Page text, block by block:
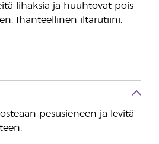
lihaksia ja huuhtovat pois
Ihanteellinen iltarutiini.
pesusieneen ja levitä